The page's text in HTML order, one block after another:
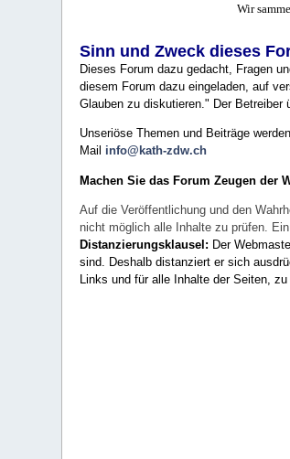
Wir
Sinn und Zweck dieses
Dieses Forum dazu gedacht, Fragen
diesem Forum dazu eingeladen, auf
Glauben zu diskutieren." Der
Unseriöse Themen und Beiträge
Mail info@kath-zdw.ch
Machen Sie das Forum Zeugen der
Auf die Veröffentlichung und den
nicht möglich alle Inhalte zu prüfen.
Distanzierungsklausel: Der
sind. Deshalb distanziert er sich
Links und für alle Inhalte der Seiten,